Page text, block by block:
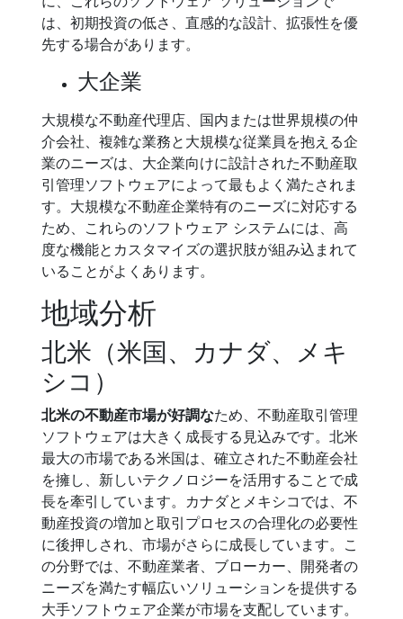
は、初期投資の低さ、直感的な設計、拡張性を優
先する場合があります。
大企業
大規模な不動産代理店、国内または世界規模の仲
介会社、複雑な業務と大規模な従業員を抱える企
業のニーズは、大企業向けに設計された不動産取
引管理ソフトウェアによって最もよく満たされま
す。大規模な不動産企業特有のニーズに対応する
ため、これらのソフトウェア システムには、高
度な機能とカスタマイズの選択肢が組み込まれて
いることがよくあります。
地域分析
北米（米国、カナダ、メキ
シコ）
北米の不動産市場が好調なため、不動産取引管理
ソフトウェアは大きく成長する見込みです。北米
最大の市場である米国は、確立された不動産会社
を擁し、新しいテクノロジーを活用することで成
長を牽引しています。カナダとメキシコでは、不
動産投資の増加と取引プロセスの合理化の必要性
に後押しされ、市場がさらに成長しています。こ
の分野では、不動産業者、ブローカー、開発者の
ニーズを満たす幅広いソリューションを提供する
大手ソフトウェア企業が市場を支配しています。